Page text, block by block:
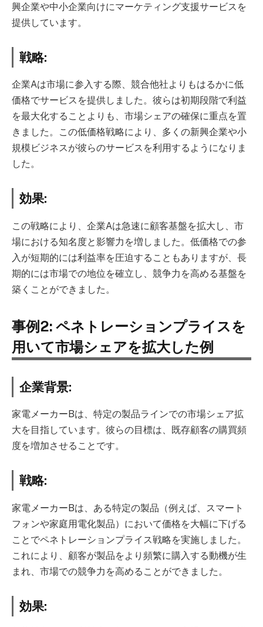
興企業や中小企業向けにマーケティング支援サービスを
提供しています。
戦略:
企業Aは市場に参入する際、競合他社よりもはるかに低
価格でサービスを提供しました。彼らは初期段階で利益
を最大化することよりも、市場シェアの確保に重点を置
きました。この低価格戦略により、多くの新興企業や小
規模ビジネスが彼らのサービスを利用するようになりま
した。
効果:
この戦略により、企業Aは急速に顧客基盤を拡大し、市
場における知名度と影響力を増しました。低価格での参
入が短期的には利益率を圧迫することもありますが、長
期的には市場での地位を確立し、競争力を高める基盤を
築くことができました。
事例2: ペネトレーションプライスを
用いて市場シェアを拡大した例
企業背景:
家電メーカーBは、特定の製品ラインでの市場シェア拡
大を目指しています。彼らの目標は、既存顧客の購買頻
度を増加させることです。
戦略:
家電メーカーBは、ある特定の製品（例えば、スマート
フォンや家庭用電化製品）において価格を大幅に下げる
ことでペネトレーションプライス戦略を実施しました。
これにより、顧客が製品をより頻繁に購入する動機が生
まれ、市場での競争力を高めることができました。
効果: